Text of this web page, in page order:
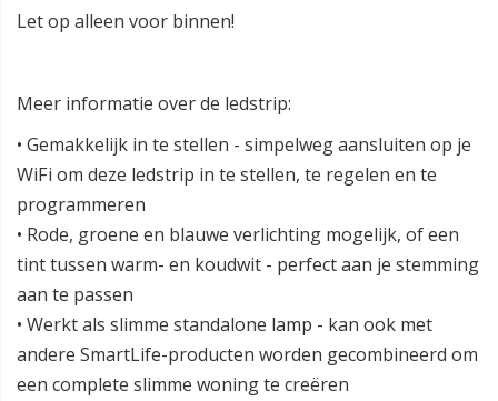
Let op alleen voor binnen!
Meer informatie over de ledstrip:
• Gemakkelijk in te stellen - simpelweg aansluiten op je
WiFi om deze ledstrip in te stellen, te regelen en te
programmeren
• Rode, groene en blauwe verlichting mogelijk, of een
tint tussen warm- en koudwit - perfect aan je stemming
aan te passen
• Werkt als slimme standalone lamp - kan ook met
andere SmartLife-producten worden gecombineerd om
een complete slimme woning te creëren